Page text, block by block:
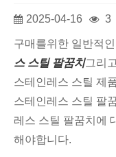
2025-04-16 3
구매를위한 일반적
스 스틸 팔꿈치그리
스테인레스 스틸 제
스테인레스 스틸 팔
레스 스틸 팔꿈치에
해야합니다.